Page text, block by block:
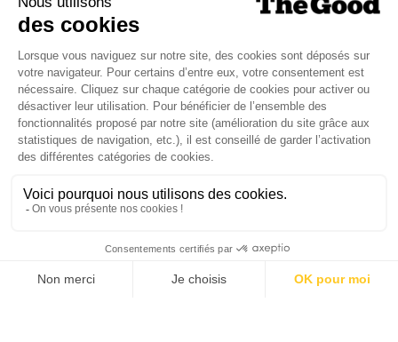
Dans ce numéro, enquête : Comment les
médias luttent-ils contre la désinformation ? |
Palmarès complet du Grand Prix de la Good
Économie 2025 | La grande interview de Marc
Gomes, CEO France & Chief People Officer
EMEA chez The Adecco Group
J'ACHÈTE LE NUMÉRO
JE M'ABONNE 1 AN - 4 NUM.